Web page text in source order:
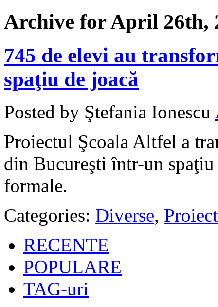
Archive for April 26th,
745 de elevi au
spaţiu de joacă
Posted by Ştefania Ionescu
Proiectul Şcoala Altfel a
din Bucureşti într-un
formale.
Categories: Diverse,
RECENTE
POPULARE
TAG-uri